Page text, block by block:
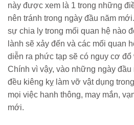
này được xem là 1 trong những
nên tránh trong ngày đầu năm
sự chia ly trong mối quan hệ nào
lành sẽ xảy đến và các mối quan
diễn ra phức tạp sẽ có nguy cơ đổ
Chính vì vậy, vào những ngày
đều kiêng kỵ làm vỡ vật dụng
mọi việc hanh thông, may mắn,
mới.